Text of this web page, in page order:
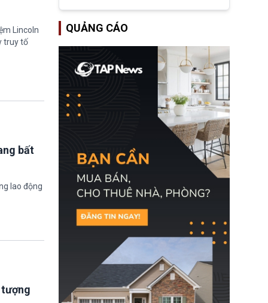
Lincoln
truy tố
bất
lao động
Zealand đang mở ra
gan B hoặc viêm gan C
sẽ không còn bị mặc
định không đáp ứng tiêu
chuẩn sức khỏe chỉ vì
chi phí điều trị khi nộp hồ
sơ xin visa cư trú.
QUẢNG CÁO